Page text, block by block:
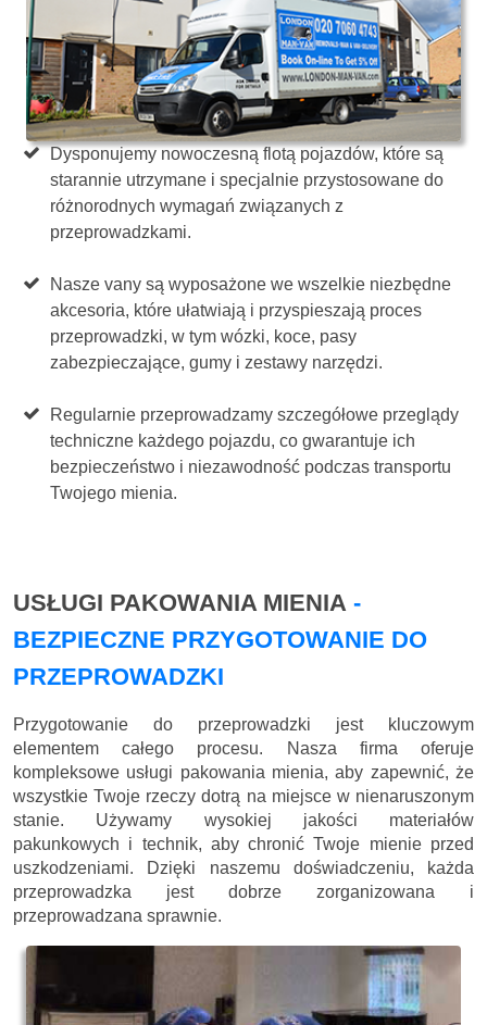
Dysponujemy nowoczesną flotą pojazdów, które są
starannie utrzymane i specjalnie przystosowane do
różnorodnych wymagań związanych z
przeprowadzkami.
Nasze vany są wyposażone we wszelkie niezbędne
akcesoria, które ułatwiają i przyspieszają proces
przeprowadzki, w tym wózki, koce, pasy
zabezpieczające, gumy i zestawy narzędzi.
Regularnie przeprowadzamy szczegółowe przeglądy
techniczne każdego pojazdu, co gwarantuje ich
bezpieczeństwo i niezawodność podczas transportu
Twojego mienia.
USŁUGI PAKOWANIA MIENIA -
BEZPIECZNE PRZYGOTOWANIE DO
PRZEPROWADZKI
Przygotowanie do przeprowadzki jest kluczowym
elementem całego procesu. Nasza firma oferuje
kompleksowe usługi pakowania mienia, aby zapewnić, że
wszystkie Twoje rzeczy dotrą na miejsce w nienaruszonym
stanie. Używamy wysokiej jakości materiałów
pakunkowych i technik, aby chronić Twoje mienie przed
uszkodzeniami. Dzięki naszemu doświadczeniu, każda
przeprowadzka jest dobrze zorganizowana i
przeprowadzana sprawnie.